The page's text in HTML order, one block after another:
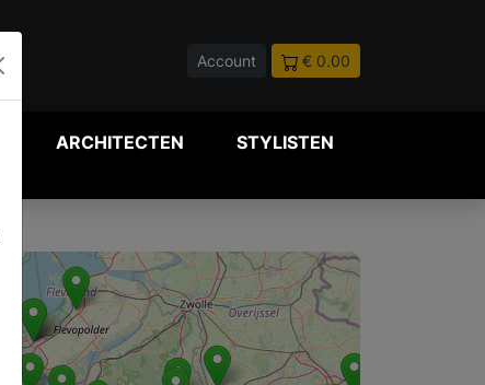
Account € 0.00
ARCHITECTEN STYLISTEN